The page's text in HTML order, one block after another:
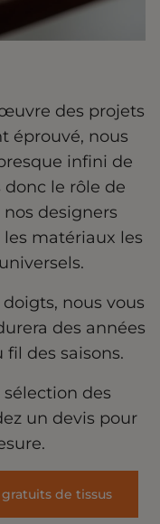
des projets
éprouvé, nous
infini de
le rôle de
designers
matériaux les
nous vous
des années
des saisons.
des
un devis pour
de tissus